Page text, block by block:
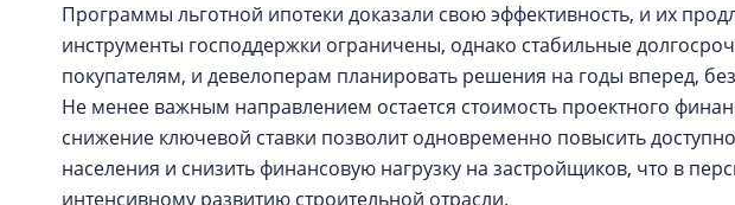
Программы льготной ипотеки доказали свою эффективность, и их
инструменты господдержки ограничены, однако стабильные
покупателям, и девелоперам планировать решения на годы вперед,
Не менее важным направлением остается стоимость проектного
снижение ключевой ставки позволит одновременно повысить
населения и снизить финансовую нагрузку на застройщиков, что в
интенсивному развитию строительной отрасли.